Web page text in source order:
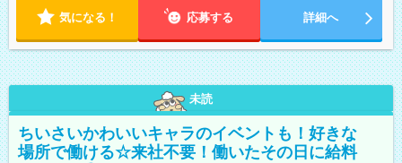
気になる！ 応募する 詳細へ
未読
ちいさいかわいいキャラのイベントも！好きな
場所で働ける☆来社不要！働いたその日に給料